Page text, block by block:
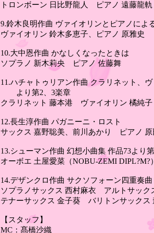
トロンボーン 日比野龍人 ピアノ 遠藤龍軌
9.鈴木良明作曲 ヴァイオリンとピアノによ
ヴァイオリン 鈴木多恵子、ピアノ 原雅史
10.大中恩作曲 かなしくなったときは
ソプラノ 新木莉央 ピアノ 佐藤舞
11.ハチャトゥリアン作曲 クラリネット、
より第2、3楽章
クラリネット 藤本港 ヴァイオリン 橘純
12.長生淳作曲 パガニーニ・ロスト
サックス 嘉野聡美、前川あかり ピアノ 原
13.シューマン作曲 幻想小曲集 作品73より
オーボエ 土屋愛菜（NOBU-ZEMI
14.デザンクロ作曲 サクソフォーン四重奏
ソプラノサックス 西村麻衣 アルトサック
テナーサックス 金子葵 バリトンサックス
【スタッフ】
MC：髙橋沙織